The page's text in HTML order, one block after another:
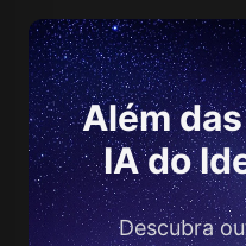
Além
IA do
Descubra